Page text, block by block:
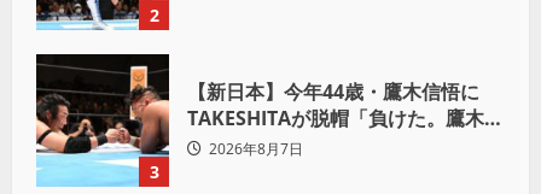
2
3
【新日本】今年44歳・鷹木信悟に
TAKESHITAが脱帽「負けた。鷹木信
悟、強いわ！」
2026年8月7日